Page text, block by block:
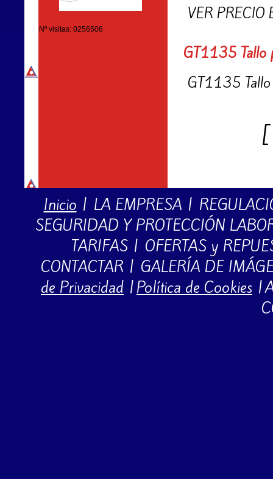
Nº visitas: 0256506
VER PRECIO
GT1135 Tallo
GT1135
Inicio | LA EMPRESA |
SEGURIDAD Y PROTECCIÓN
TARIFAS| OFERTAS y
CONTACTAR | GALERÍA DE
de Privacidad |Política de Cookies |